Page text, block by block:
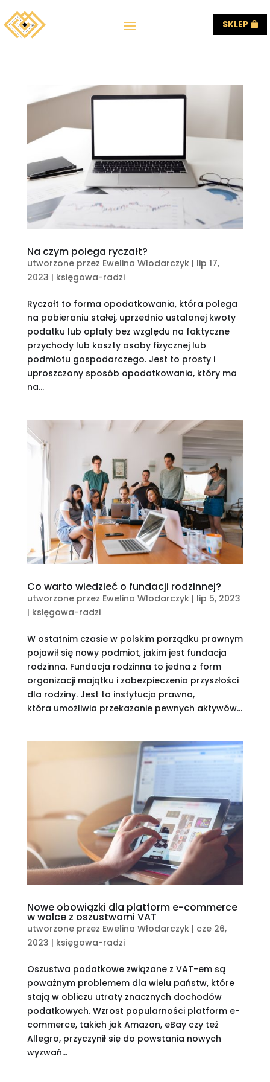
SKLEP
Na czym polega ryczałt?
utworzone przez Ewelina Włodarczyk| lip 17,
2023 | księgowa-radzi
Ryczałt to forma opodatkowania, która polega
na pobieraniu stałej, uprzednio ustalonej kwoty
podatku lub opłaty bez względu na faktyczne
przychody lub koszty osoby fizycznej lub
podmiotu gospodarczego. Jest to prosty i
uproszczony sposób opodatkowania, który ma
na...
Co warto wiedzieć o fundacji rodzinnej?
utworzone przez Ewelina Włodarczyk| lip 5, 2023
| księgowa-radzi
W ostatnim czasie w polskim porządku prawnym
pojawił się nowy podmiot, jakim jest fundacja
rodzinna. Fundacja rodzinna to jedna z form
organizacji majątku i zabezpieczenia przyszłości
dla rodziny. Jest to instytucja prawna,
która umożliwia przekazanie pewnych aktywów...
Nowe obowiązki dla platform e-commerce
w walce z oszustwami VAT
utworzone przez Ewelina Włodarczyk| cze 26,
2023 | księgowa-radzi
Oszustwa podatkowe związane z VAT-em są
poważnym problemem dla wielu państw, które
stają w obliczu utraty znacznych dochodów
podatkowych. Wzrost popularności platform e-
commerce, takich jak Amazon, eBay czy też
Allegro, przyczynił się do powstania nowych
wyzwań...